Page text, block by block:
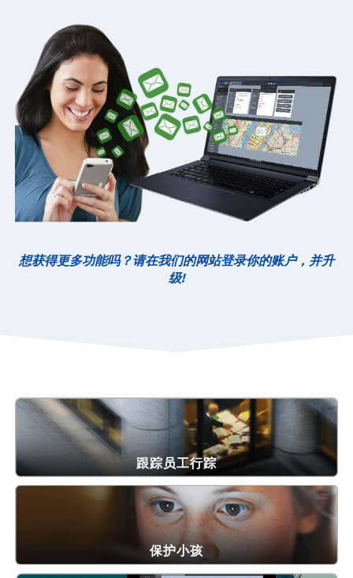
想获得更多功能吗？请在我们的网站登录你的账户，并升
级!
跟踪员工行踪
保护小孩